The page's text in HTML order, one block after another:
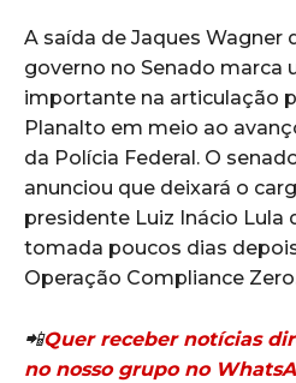
A saída de Jaques Wagner
governo no Senado marca
importante na articulação
Planalto em meio ao
da Polícia Federal. O
anunciou que deixará o
presidente Luiz Inácio Lula
tomada poucos dias
Operação Compliance
📲Quer receber notícias
no nosso grupo no